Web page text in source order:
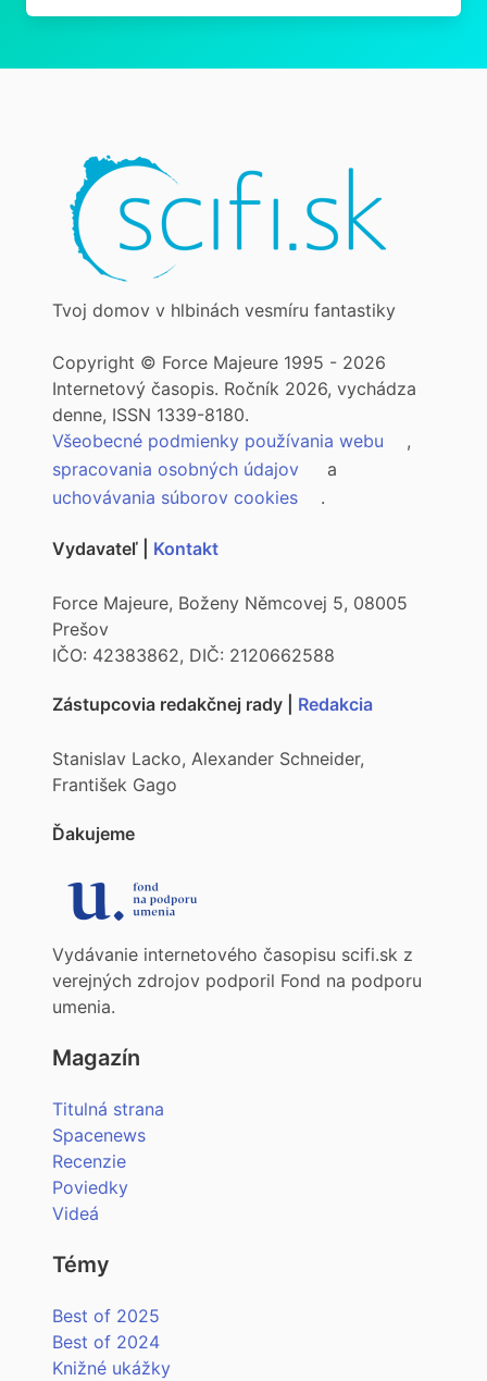
Tvoj domov v hlbinách vesmíru fantastiky
Copyright © Force Majeure 1995 - 2026
Internetový časopis. Ročník 2026, vychádza
denne, ISSN 1339-8180.
Všeobecné podmienky používania webu
,
spracovania osobných údajov
a
uchovávania súborov cookies
.
Vydavateľ | Kontakt
Force Majeure, Boženy Němcovej 5, 08005
Prešov
IČO: 42383862, DIČ: 2120662588
Zástupcovia redakčnej rady | Redakcia
Stanislav Lacko, Alexander Schneider,
František Gago
Ďakujeme
Vydávanie internetového časopisu scifi.sk z
verejných zdrojov podporil Fond na podporu
umenia.
Magazín
Titulná strana
Spacenews
Recenzie
Poviedky
Videá
Témy
Best of 2025
Best of 2024
Knižné ukážky